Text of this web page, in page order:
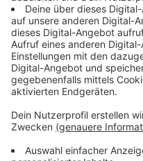
Bergischen Kreis:
· Linie 12 um 7:42
Schulzentrum
· Linie 403 um 6:43
Schulzentrum
· Linie 404 um 7:25